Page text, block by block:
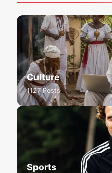
Culture
1127 Posts
Sports